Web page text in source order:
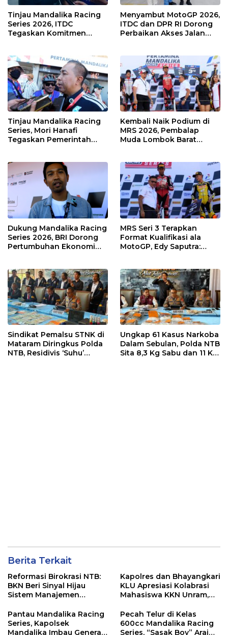
Tinjau Mandalika Racing
Series 2026, ITDC
Tegaskan Komitmen
Kawasan
Menyambut MotoGP 2026,
ITDC dan DPR RI Dorong
Perbaikan Akses Jalan
Tinjau Mandalika Racing
Series, Mori Hanafi
Tegaskan Pemerintah
Kembali Naik Podium di
MRS 2026, Pembalap
Muda Lombok Barat
Dukung Mandalika Racing
Series 2026, BRI Dorong
Pertumbuhan Ekonomi
MRS Seri 3 Terapkan
Format Kualifikasi ala
MotoGP, Edy Saputra:
Sindikat Pemalsu STNK di
Mataram Diringkus Polda
NTB, Residivis ‘Suhu’
Ungkap 61 Kasus Narkoba
Dalam Sebulan, Polda NTB
Sita 8,3 Kg Sabu dan 11 Kg
Berita Terkait
Reformasi Birokrasi NTB:
BKN Beri Sinyal Hijau
Sistem Manajemen
Kapolres dan Bhayangkari
KLU Apresiasi Kolabrasi
Mahasiswa KKN Unram,
Sampah Jadi Rupiah
Pantau Mandalika Racing
Series, Kapolsek
Mandalika Imbau Generasi
Pecah Telur di Kelas
600cc Mandalika Racing
Series, “Sasak Boy” Arai